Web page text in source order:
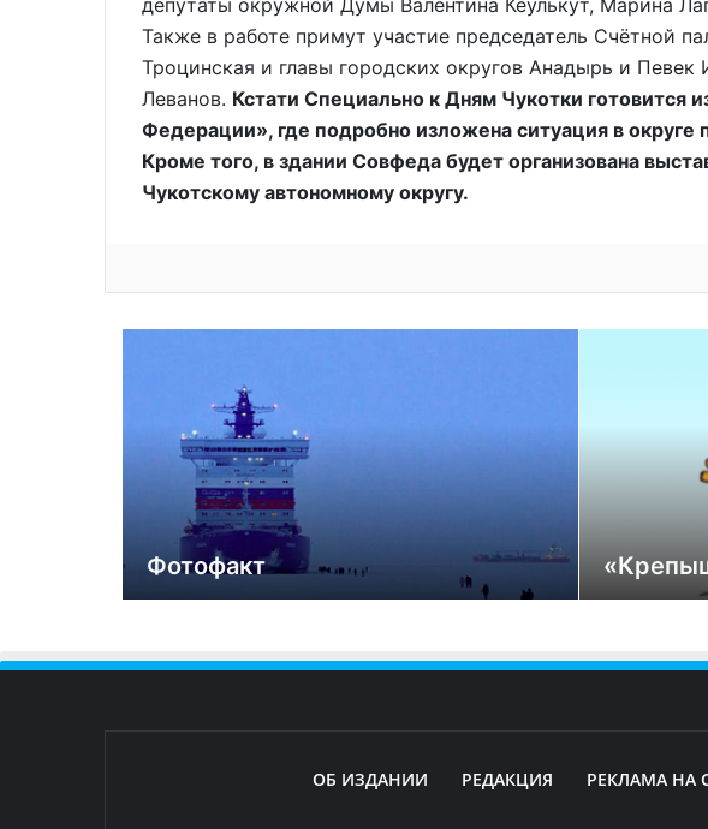
депутаты окружной Думы Валентина Кеулькут, Марина
Также в работе примут участие председатель Счётной
Троцинская и главы городских округов Анадырь и
Леванов. Кстати Специально к Дням Чукотки готовится
Федерации», где подробно изложена ситуация в округе
Кроме того, в здании Совфеда будет организована
Чукотскому автономному округу.
Фотофакт
ОБ ИЗДАНИИ РЕДАКЦИЯ РЕКЛАМА НА